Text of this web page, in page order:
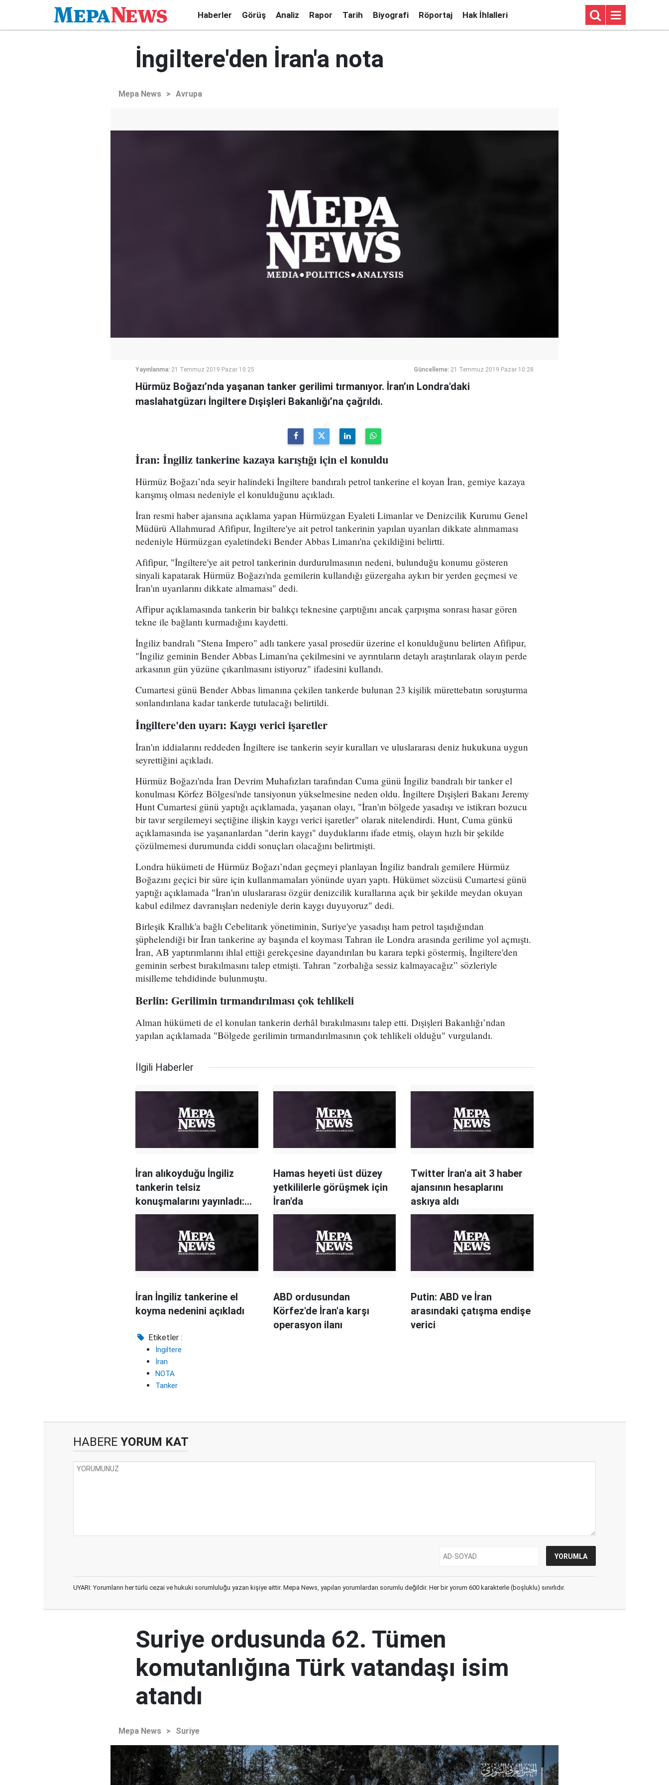
Haberler Görüş Analiz Rapor Tarih Biyografi Röportaj Hak İhlalleri
İngiltere'den İran'a nota
Mepa News > Avrupa
Yayınlanma: 21 Temmuz 2019 Pazar 10:25 Güncelleme: 21 Temmuz 2019 Pazar 10:28
Hürmüz Boğazı’nda yaşanan tanker gerilimi tırmanıyor. İran’ın Londra'daki
maslahatgüzarı İngiltere Dışişleri Bakanlığı’na çağrıldı.
İran: İngiliz tankerine kazaya karıştığı için el konuldu
Hürmüz Boğazı’nda seyir halindeki İngiltere bandıralı petrol tankerine el koyan İran, gemiye kazaya
karışmış olması nedeniyle el konulduğunu açıkladı.
İran resmi haber ajansına açıklama yapan Hürmüzgan Eyaleti Limanlar ve Denizcilik Kurumu Genel
Müdürü Allahmurad Afifipur, İngiltere'ye ait petrol tankerinin yapılan uyarıları dikkate alınmaması
nedeniyle Hürmüzgan eyaletindeki Bender Abbas Limanı'na çekildiğini belirtti.
Afifipur, "İngiltere'ye ait petrol tankerinin durdurulmasının nedeni, bulunduğu konumu gösteren
sinyali kapatarak Hürmüz Boğazı'nda gemilerin kullandığı güzergaha aykırı bir yerden geçmesi ve
İran'ın uyarılarını dikkate almaması" dedi.
Affipur açıklamasında tankerin bir balıkçı teknesine çarptığını ancak çarpışma sonrası hasar gören
tekne ile bağlantı kurmadığını kaydetti.
İngiliz bandralı "Stena Impero" adlı tankere yasal prosedür üzerine el konulduğunu belirten Afifipur,
"İngiliz geminin Bender Abbas Limanı'na çekilmesini ve ayrıntıların detaylı araştırılarak olayın perde
arkasının gün yüzüne çıkarılmasını istiyoruz" ifadesini kullandı.
Cumartesi günü Bender Abbas limanına çekilen tankerde bulunan 23 kişilik mürettebatın soruşturma
sonlandırılana kadar tankerde tutulacağı belirtildi.
İngiltere'den uyarı: Kaygı verici işaretler
İran'ın iddialarını reddeden İngiltere ise tankerin seyir kuralları ve uluslararası deniz hukukuna uygun
seyrettiğini açıkladı.
Hürmüz Boğazı'nda İran Devrim Muhafızları tarafından Cuma günü İngiliz bandralı bir tanker el
konulması Körfez Bölgesi'nde tansiyonun yükselmesine neden oldu. İngiltere Dışişleri Bakanı Jeremy
Hunt Cumartesi günü yaptığı açıklamada, yaşanan olayı, "İran'ın bölgede yasadışı ve istikrarı bozucu
bir tavır sergilemeyi seçtiğine ilişkin kaygı verici işaretler" olarak nitelendirdi. Hunt, Cuma günkü
açıklamasında ise yaşananlardan "derin kaygı" duyduklarını ifade etmiş, olayın hızlı bir şekilde
çözülmemesi durumunda ciddi sonuçları olacağını belirtmişti.
Londra hükümeti de Hürmüz Boğazı’ndan geçmeyi planlayan İngiliz bandralı gemilere Hürmüz
Boğazını geçici bir süre için kullanmamaları yönünde uyarı yaptı. Hükümet sözcüsü Cumartesi günü
yaptığı açıklamada "İran'ın uluslararası özgür denizcilik kurallarına açık bir şekilde meydan okuyan
kabul edilmez davranışları nedeniyle derin kaygı duyuyoruz" dedi.
Birleşik Krallık'a bağlı Cebelitarık yönetiminin, Suriye'ye yasadışı ham petrol taşıdığından
şüphelendiği bir İran tankerine ay başında el koyması Tahran ile Londra arasında gerilime yol açmıştı.
İran, AB yaptırımlarını ihlal ettiği gerekçesine dayandırılan bu karara tepki göstermiş, İngiltere'den
geminin serbest bırakılmasını talep etmişti. Tahran "zorbalığa sessiz kalmayacağız” sözleriyle
misilleme tehdidinde bulunmuştu.
Berlin: Gerilimin tırmandırılması çok tehlikeli
Alman hükümeti de el konulan tankerin derhâl bırakılmasını talep etti. Dışişleri Bakanlığı’ndan
yapılan açıklamada "Bölgede gerilimin tırmandırılmasının çok tehlikeli olduğu" vurgulandı.
İlgili Haberler
İran alıkoyduğu İngiliz
tankerin telsiz
konuşmalarını yayınladı:
İtaat ederseniz güvende
olursunuz
Hamas heyeti üst düzey
yetkililerle görüşmek için
İran'da
Twitter İran'a ait 3 haber
ajansının hesaplarını
askıya aldı
İran İngiliz tankerine el
koyma nedenini açıkladı
ABD ordusundan
Körfez'de İran'a karşı
operasyon ilanı
Putin: ABD ve İran
arasındaki çatışma endişe
verici
Etiketler :
İngiltere
İran
NOTA
Tanker
HABERE YORUM KAT
UYARI: Yorumların her türlü cezai ve hukuki sorumluluğu yazan kişiye aittir. Mepa News, yapılan yorumlardan sorumlu değildir. Her bir yorum 600 karakterle (boşluklu) sınırlıdır.
Suriye ordusunda 62. Tümen
komutanlığına Türk vatandaşı isim
atandı
Mepa News > Suriye